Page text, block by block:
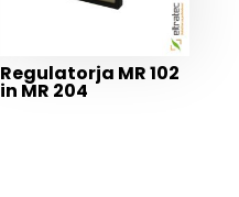
Regulatorja MR 102
in MR 204